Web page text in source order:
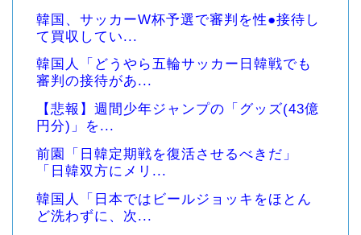
韓国、サッカーW杯予選で審判を性●接待し
て買収してい...
韓国人「どうやら五輪サッカー日韓戦でも
審判の接待があ...
【悲報】週間少年ジャンプの「グッズ(43億
円分)」を...
前園「日韓定期戦を復活させるべきだ」
「日韓双方にメリ...
韓国人「日本ではビールジョッキをほとん
ど洗わずに、次...